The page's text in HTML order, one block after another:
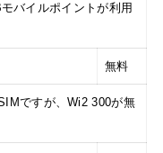
バイルポイントが利用
無料
ですが、Wi2 300が無